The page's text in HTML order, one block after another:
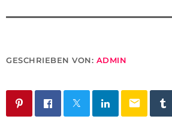
GESCHRIEBEN VON: ADMIN
email